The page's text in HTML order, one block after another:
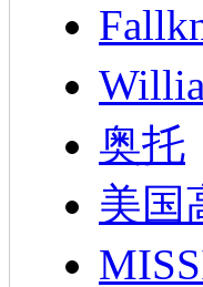
奥托
美国